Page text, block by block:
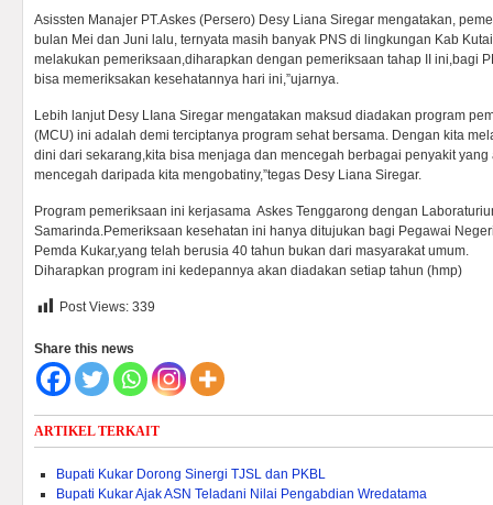
Asissten Manajer PT.Askes (Persero) Desy Liana Siregar mengatakan,
bulan Mei dan Juni lalu, ternyata masih banyak PNS di lingkungan Kab
melakukan pemeriksaan,diharapkan dengan pemeriksaan tahap II ini,bagi
bisa memeriksakan kesehatannya hari ini,”ujarnya.
Lebih lanjut Desy LIana Siregar mengatakan maksud diadakan program
(MCU) ini adalah demi terciptanya program sehat bersama. Dengan kita
dini dari sekarang,kita bisa menjaga dan mencegah berbagai penyakit
mencegah daripada kita mengobatiny,”tegas Desy Liana Siregar.
Program pemeriksaan ini kerjasama Askes Tenggarong dengan
Samarinda.Pemeriksaan kesehatan ini hanya ditujukan bagi Pegawai
Pemda Kukar,yang telah berusia 40 tahun bukan dari masyarakat umum.
Diharapkan program ini kedepannya akan diadakan setiap tahun (hmp)
Post Views: 339
Share this news
ARTIKEL TERKAIT
Bupati Kukar Dorong Sinergi TJSL dan PKBL
Bupati Kukar Ajak ASN Teladani Nilai Pengabdian Wredatama